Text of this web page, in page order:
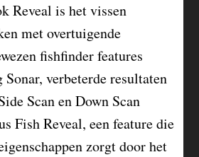
Reveal is het vissen
met overtuigende
fishfinder features
verbeterde resultaten
Scan en Down Scan
Fish Reveal, een feature die
zorgt door het